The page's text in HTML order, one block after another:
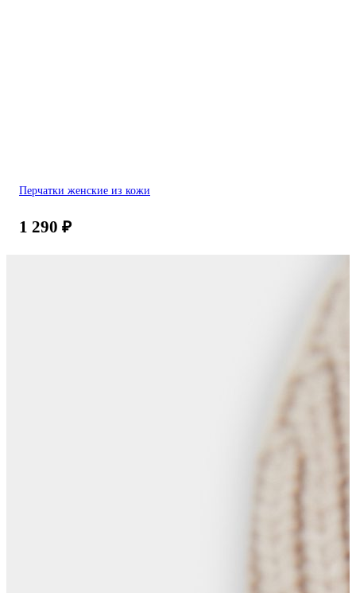
Перчатки женские из кожи
1 290 ₽